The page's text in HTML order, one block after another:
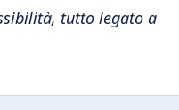
tutto legato a